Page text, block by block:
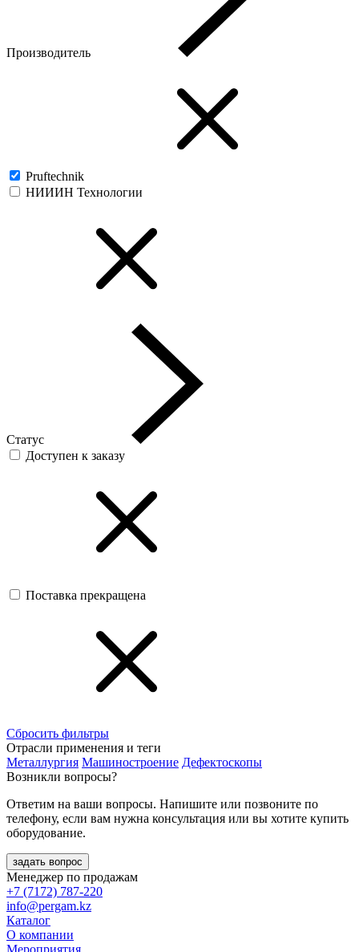
Производитель
Pruftechnik
НИИИН Технологии
Статус
Доступен к заказу
Поставка прекращена
Сбросить фильтры
Отрасли применения и теги
Металлургия Машиностроение Дефектоскопы
Возникли вопросы?
Ответим на ваши вопросы. Напишите или позвоните по
телефону, если вам нужна консультация или вы хотите купить
оборудование.
задать вопрос
Менеджер по продажам
+7 (7172) 787-220
info@pergam.kz
Каталог
О компании